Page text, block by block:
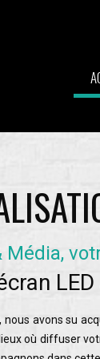
Média,
, nous avons su
où diffuser